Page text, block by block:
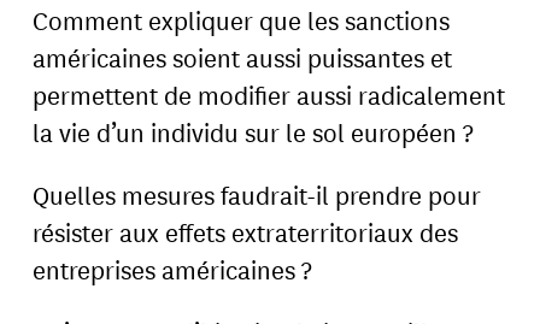
Comment expliquer que les sanctions
américaines soient aussi puissantes et
permettent de modifier aussi radicalement
la vie d’un individu sur le sol européen ?
Quelles mesures faudrait-il prendre pour
résister aux effets extraterritoriaux des
entreprises américaines ?